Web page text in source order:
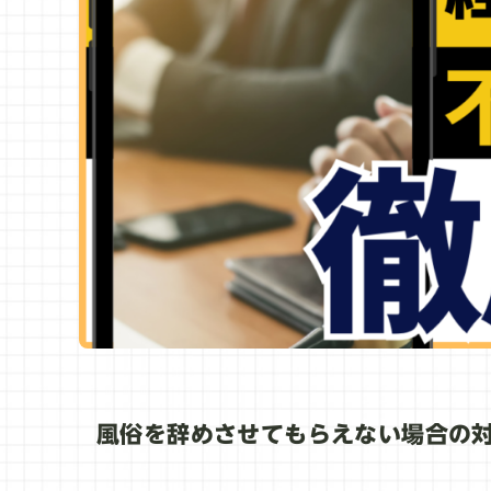
風俗を辞めさせてもらえない場合の